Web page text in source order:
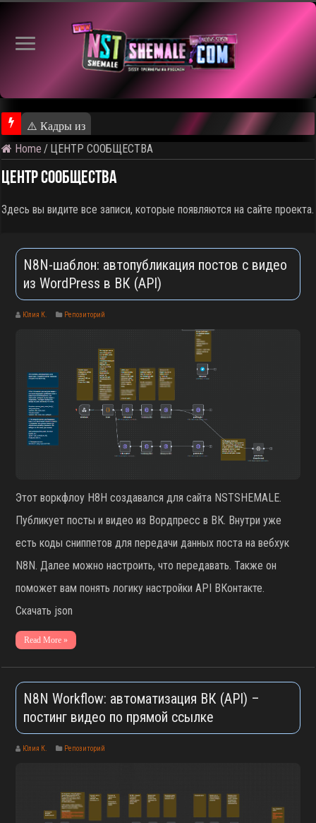
⚠️ Кадры из предстоящего ролика
Home / ЦЕНТР СООБЩЕСТВА
ЦЕНТР СООБЩЕСТВА
Здесь вы видите все записи, которые появляются на сайте проекта.
N8N-шаблон: автопубликация постов с видео
из WordPress в ВК (API)
Юлия К. Репозиторий
Этот воркфлоу Н8Н создавался для сайта NSTSHEMALE.
Публикует посты и видео из Вордпресс в ВК. Внутри уже
есть коды сниппетов для передачи данных поста на вебхук
N8N. Далее можно настроить, что передавать. Также он
поможет вам понять логику настройки API ВКонтакте.
Скачать json
Read More »
N8N Workflow: автоматизация ВК (API) –
постинг видео по прямой ссылке
Юлия К. Репозиторий